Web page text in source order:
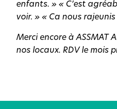
enfants. » « C’est
voir. » « Ca nous rajeunis
Merci encore à ASSMAT
nos locaux. RDV le mois